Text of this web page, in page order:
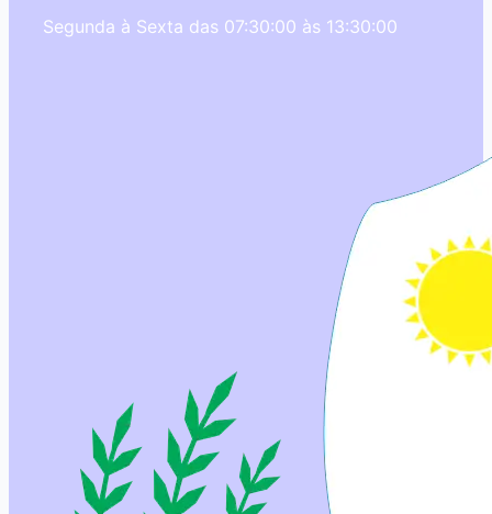
Segunda à Sexta das 07:30:00 às 13:30:00